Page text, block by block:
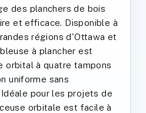
des planchers de bois
et efficace. Disponible à
régions d'Ottawa et
à plancher est
orbital à quatre tampons
uniforme sans
pour les projets de
orbitale est facile à